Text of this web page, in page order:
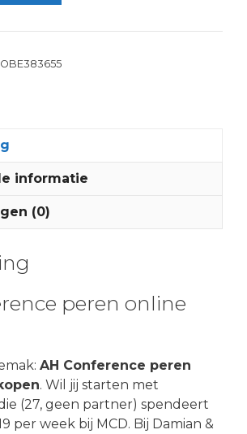
informatie
(0)
peren online
AH Conference peren
. Wil jij starten met
(27, geen partner) spendeert
per week bij MCD. Bij Damian &